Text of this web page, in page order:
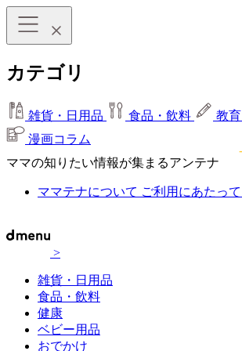
カテゴリ
雑貨・日用品 食品・飲料 教育
漫画コラム
ママの知りたい情報が集まるアンテナ
ママテナについて ご利用にあたって
>
雑貨・日用品
食品・飲料
健康
ベビー用品
おでかけ